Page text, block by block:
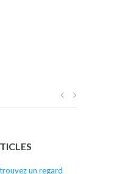
Navigation
l’article
un regard